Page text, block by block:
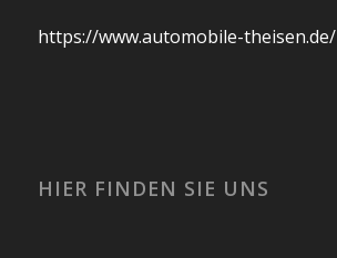
https://www.automobile-theisen.de/
HIER FINDEN SIE UNS